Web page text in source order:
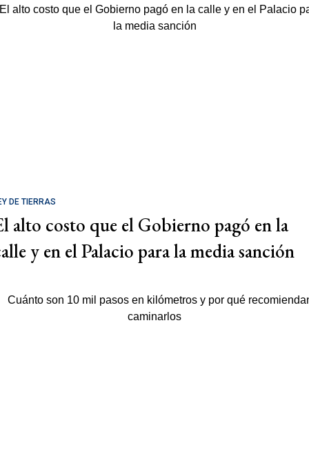
DE TIERRAS
alto costo que el Gobierno pagó en la
y en el Palacio para la media sanción